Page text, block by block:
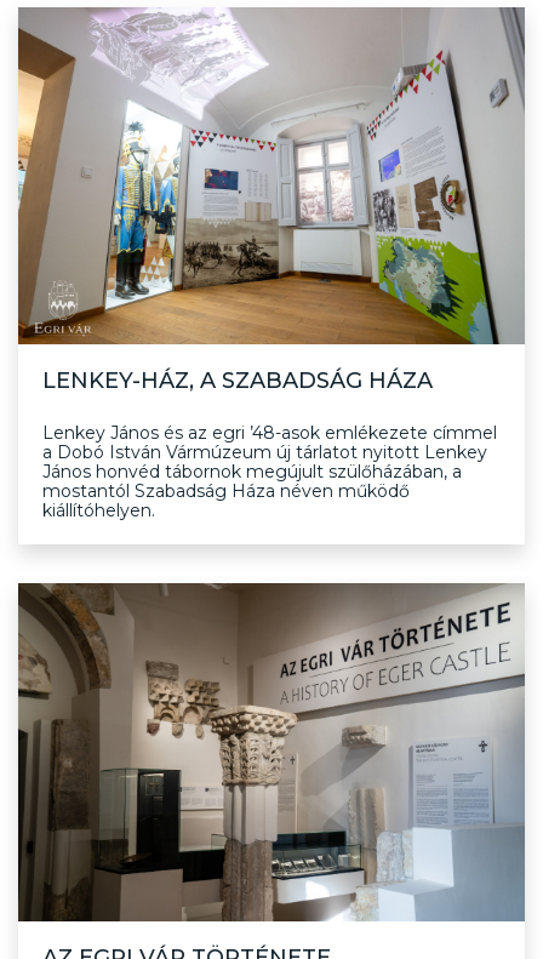
LENKEY-HÁZ, A SZABADSÁG HÁZA
Lenkey János és az egri ’48-asok emlékezete címmel
a Dobó István Vármúzeum új tárlatot nyitott Lenkey
János honvéd tábornok megújult szülőházában, a
mostantól Szabadság Háza néven működő
kiállítóhelyen.